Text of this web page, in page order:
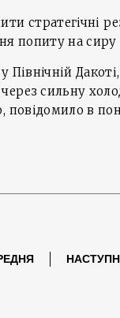
стратегічні
попиту на
сильну
в